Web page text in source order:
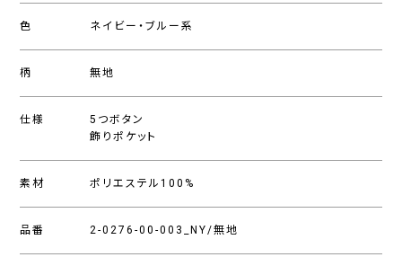
色 ネイビー・ブルー系
柄 無地
仕様
5つボタン
飾りポケット
素材 ポリエステル100%
品番 2-0276-00-003_NY/無地